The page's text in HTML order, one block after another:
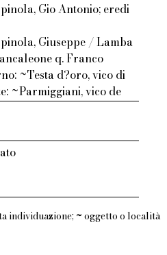
Gio Antonio; eredi
Giuseppe / Lamba
q. Franco
~Testa d?oro, vico di
~Parmiggiani, vico de
individuazione; ~ oggetto o località